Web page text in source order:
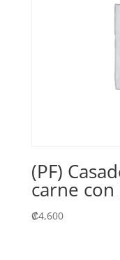
(PF)
carne
₡4,600